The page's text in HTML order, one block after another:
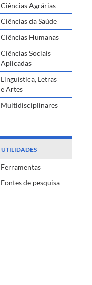
Ciências Agrárias
Ciências da Saúde
Ciências Humanas
Ciências Sociais
Aplicadas
Linguística, Letras
e Artes
Multidisciplinares
UTILIDADES
Ferramentas
Fontes de pesquisa